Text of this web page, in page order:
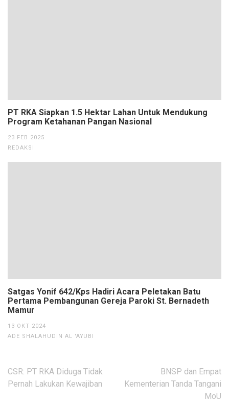
PT RKA Siapkan 1.5 Hektar Lahan Untuk Mendukung
Program Ketahanan Pangan Nasional
23 FEB 2025
REDAKSI
Satgas Yonif 642/Kps Hadiri Acara Peletakan Batu
Pertama Pembangunan Gereja Paroki St. Bernadeth
Mamur
13 OKT 2024
ADE SHALAHUDIN AL 'AYUBI
Navigasi
pos
CSR: PT RKA Diduga Tidak
Pernah Lakukan Kewajiban
BNSP dan Empat
Kementerian Tanda Tangani
MoU